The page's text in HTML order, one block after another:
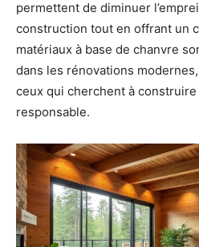
permettent de diminuer
construction tout en offrant un
matériaux à base de chanvre
dans les rénovations
ceux qui cherchent à
responsable.